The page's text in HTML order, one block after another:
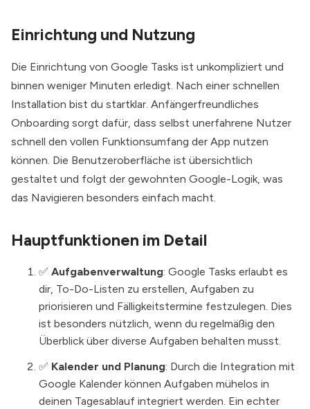
Einrichtung und Nutzung
Die Einrichtung von Google Tasks ist unkompliziert und
binnen weniger Minuten erledigt. Nach einer schnellen
Installation bist du startklar. Anfängerfreundliches
Onboarding sorgt dafür, dass selbst unerfahrene Nutzer
schnell den vollen Funktionsumfang der App nutzen
können. Die Benutzeroberfläche ist übersichtlich
gestaltet und folgt der gewohnten Google-Logik, was
das Navigieren besonders einfach macht.
Hauptfunktionen im Detail
✅ Aufgabenverwaltung: Google Tasks erlaubt es
dir, To-Do-Listen zu erstellen, Aufgaben zu
priorisieren und Fälligkeitstermine festzulegen. Dies
ist besonders nützlich, wenn du regelmäßig den
Überblick über diverse Aufgaben behalten musst.
✅ Kalender und Planung: Durch die Integration mit
Google Kalender können Aufgaben mühelos in
deinen Tagesablauf integriert werden. Ein echter